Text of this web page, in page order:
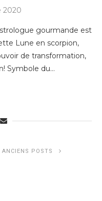
2020
gourmande est
Lune en scorpion,
de transformation,
Symbole du…
ANCIENS POSTS